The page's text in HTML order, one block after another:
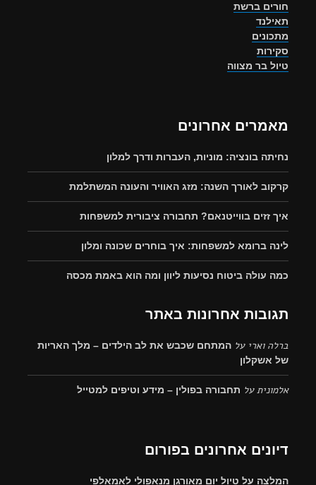
חורים ברשת
תאילנד
מתכונים
סקירות
טיול בר מצווה
מאמרים אחרונים
נחיתה בונציה: מוניות, העברות ודרך למלון
קרקוב לאורך השנה: מזג האוויר והעונה המשתלמת
איך זזים בווייטנאם? תחבורה ציבורית למשפחות
לינה ברומא למשפחות: איך בוחרים שכונה ומלון
כמה עולה ביטוח נסיעות ליוון ומה הוא באמת מכסה
תגובות אחרונות באתר
ברלה וארי על המתחם שכבש את לב הילדים – מלך האריות
של אשקלון
אלמוניתעל תחבורה בפולין – מידע וטיפים למטייל
דיונים אחרונים בפורום
המלצה על טיול יום מאורגן מנאפולי לאמאלפי